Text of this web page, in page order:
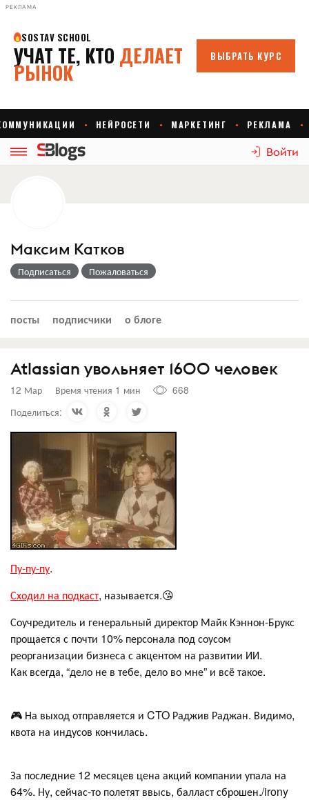
РЕКЛАМА
Войти
Максим Катков
Подписаться Пожаловаться
посты подписчики о блоге
Atlassian увольняет 1600 человек
12 Мар Время чтения 1 мин
668
Поделиться:
Пу-пу-пу.
Сходил на подкаст, называется.😘
Соучредитель и генеральный директор Майк Кэннон-Брукс
прощается с почти 10% персонала под соусом
реорганизации бизнеса с акцентом на развитии ИИ.
Как всегда, “дело не в тебе, дело во мне” и всё такое.
🎮 На выход отправляется и CTO Раджив Раджан. Видимо,
квота на индусов кончилась.
За последние 12 месяцев цена акций компании упала на
64%. Ну, сейчас-то полетят ввысь, балласт сброшен./irony